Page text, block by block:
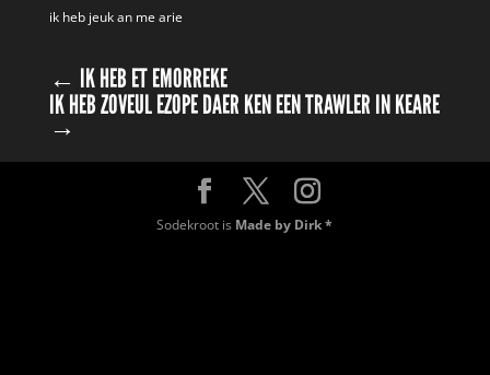
ik heb jeuk an me arie
← IK HEB ET EMORREKE
IK HEB ZOVEUL EZOPE DAER KEN EEN TRAWLER IN KEARE
→
Sodekroot is Made by Dirk *